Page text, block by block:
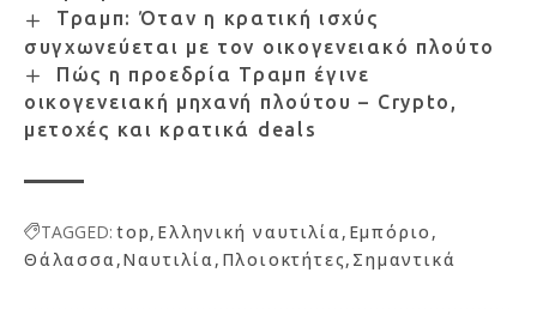
Τραμπ: Όταν η κρατική ισχύς
συγχωνεύεται με τον οικογενειακό πλούτο
Πώς η προεδρία Τραμπ έγινε
οικογενειακή μηχανή πλούτου – Crypto,
μετοχές και κρατικά deals
TAGGED: top Ελληνική ναυτιλία Εμπόριο
Θάλασσα Ναυτιλία Πλοιοκτήτες Σημαντικά